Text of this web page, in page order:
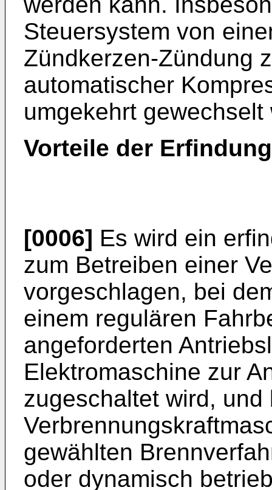
Steuersystem von
Zündkerzen-Zündung
automatischer
umgekehrt gewechselt
Vorteile der Erfindung
[0006] Es wird ein
zum Betreiben einer
vorgeschlagen, bei
einem regulären
angeforderten
Elektromaschine zur
zugeschaltet wird, und
gewählten
oder dynamisch